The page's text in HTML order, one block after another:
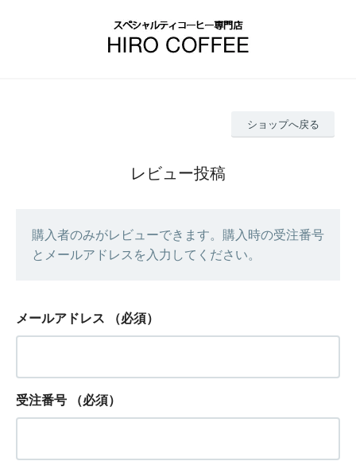
ショップへ戻る
レビュー投稿
購入者のみがレビューできます。購入時の受注番号
とメールアドレスを入力してください。
メールアドレス （必須）
受注番号 （必須）